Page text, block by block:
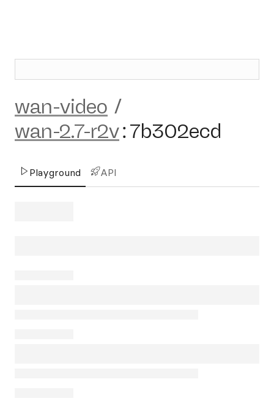
wan-video /
wan-2.7-r2v:7b302ecd
Playground API